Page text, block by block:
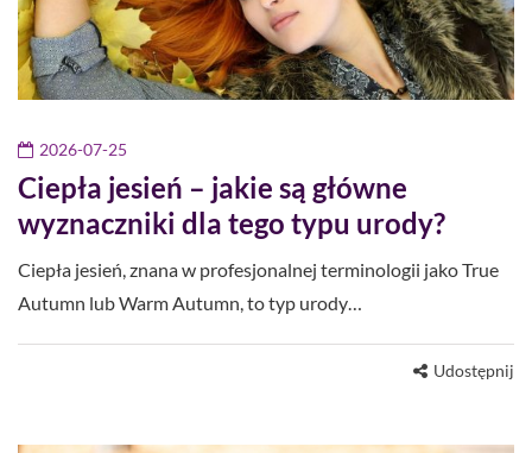
2026-07-25
Ciepła jesień – jakie są główne
wyznaczniki dla tego typu urody?
Ciepła jesień, znana w profesjonalnej terminologii jako True
Autumn lub Warm Autumn, to typ urody…
Udostępnij